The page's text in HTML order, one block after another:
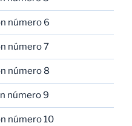
número 6
número 7
número 8
número 9
número 10